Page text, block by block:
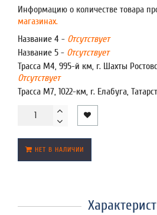
Информацию о количестве товара
магазинах.
Название 4 - Отсутствует
Название 5 - Отсутствует
Трасса М4, 995-й км, г. Шахты
Отсутствует
Трасса М7, 1022-км, г. Елабуга,
НЕТ В НАЛИЧИИ